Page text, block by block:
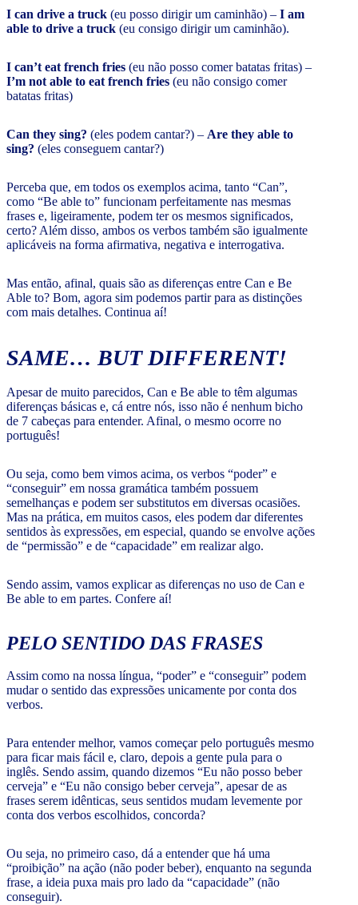
I can drive a truck (eu posso dirigir um caminhão) – I am
able to drive a truck (eu consigo dirigir um caminhão).
I can’t eat french fries (eu não posso comer batatas fritas) –
I’m not able to eat french fries (eu não consigo comer
batatas fritas)
Can they sing? (eles podem cantar?) – Are they able to
sing? (eles conseguem cantar?)
Perceba que, em todos os exemplos acima, tanto “Can”,
como “Be able to” funcionam perfeitamente nas mesmas
frases e, ligeiramente, podem ter os mesmos significados,
certo? Além disso, ambos os verbos também são igualmente
aplicáveis na forma afirmativa, negativa e interrogativa.
Mas então, afinal, quais são as diferenças entre Can e Be
Able to? Bom, agora sim podemos partir para as distinções
com mais detalhes. Continua aí!
SAME… BUT DIFFERENT!
Apesar de muito parecidos, Can e Be able to têm algumas
diferenças básicas e, cá entre nós, isso não é nenhum bicho
de 7 cabeças para entender. Afinal, o mesmo ocorre no
português!
Ou seja, como bem vimos acima, os verbos “poder” e
“conseguir” em nossa gramática também possuem
semelhanças e podem ser substitutos em diversas ocasiões.
Mas na prática, em muitos casos, eles podem dar diferentes
sentidos às expressões, em especial, quando se envolve ações
de “permissão” e de “capacidade” em realizar algo.
Sendo assim, vamos explicar as diferenças no uso de Can e
Be able to em partes. Confere aí!
PELO SENTIDO DAS FRASES
Assim como na nossa língua, “poder” e “conseguir” podem
mudar o sentido das expressões unicamente por conta dos
verbos.
Para entender melhor, vamos começar pelo português mesmo
para ficar mais fácil e, claro, depois a gente pula para o
inglês. Sendo assim, quando dizemos “Eu não posso beber
cerveja” e “Eu não consigo beber cerveja”, apesar de as
frases serem idênticas, seus sentidos mudam levemente por
conta dos verbos escolhidos, concorda?
Ou seja, no primeiro caso, dá a entender que há uma
“proibição” na ação (não poder beber), enquanto na segunda
frase, a ideia puxa mais pro lado da “capacidade” (não
conseguir).